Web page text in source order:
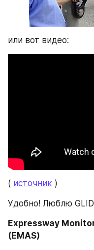
или вот видео:
( источник )
Удобно! Люблю
Expressway
(EMAS)